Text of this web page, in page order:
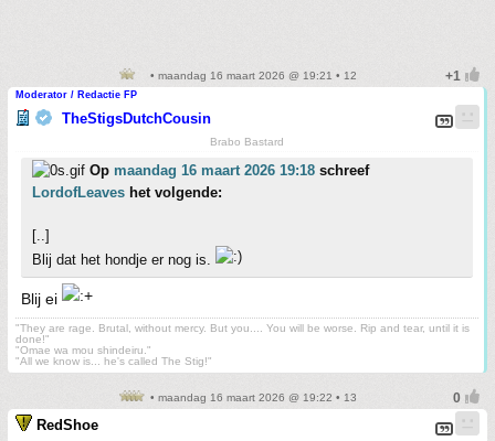
• maandag 16 maart 2026 @ 19:21 • 12
Moderator / Redactie FP
TheStigsDutchCousin
Brabo Bastard
Op maandag 16 maart 2026 19:18 schreef
LordofLeaves het volgende:
[..]
Blij dat het hondje er nog is.
Blij ei
"They are rage. Brutal, without mercy. But you.... You will be worse. Rip and tear, until it is
done!"
"Omae wa mou shindeiru."
"All we know is... he's called The Stig!"
• maandag 16 maart 2026 @ 19:22 • 13
RedShoe